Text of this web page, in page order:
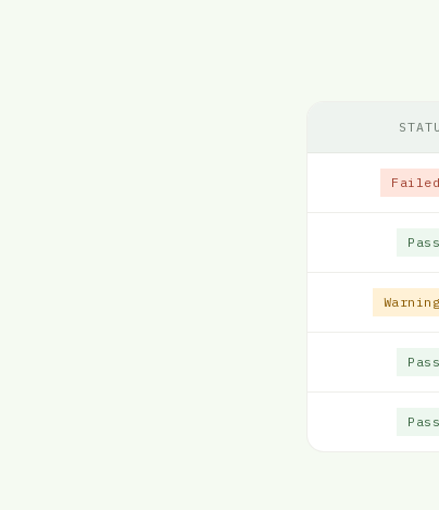
Failed
Pass
Warning
Pass
Pass